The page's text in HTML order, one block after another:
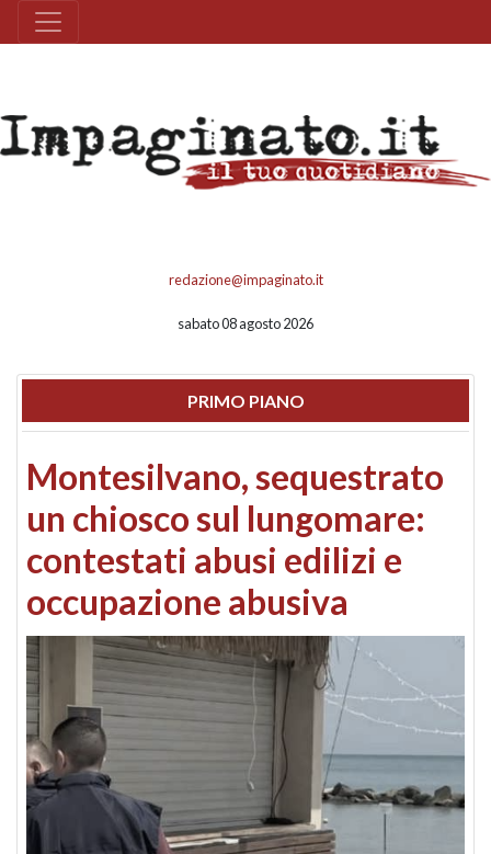
redazione@impaginato.it
sabato 08 agosto 2026
PRIMO PIANO
Montesilvano, sequestrato
un chiosco sul lungomare:
contestati abusi edilizi e
occupazione abusiva